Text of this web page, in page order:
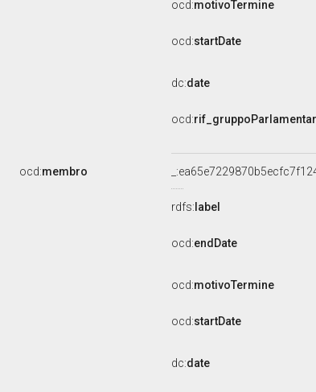
ocd:motivoTermine
ocd:startDate
dc:date
ocd:
ocd:membro
rdfs: label
ocd:endDate
ocd:motivoTermine
ocd:startDate
dc:date